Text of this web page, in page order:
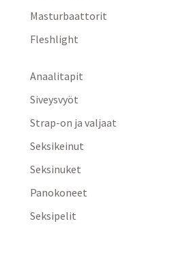
Masturbaattorit
Fleshlight
Anaalitapit
Siveysvyöt
Strap-on ja valjaat
Seksikeinut
Seksinuket
Panokoneet
Seksipelit